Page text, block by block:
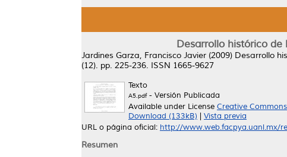
Desarrollo histórico
Jardines Garza, Francisco Javier (2009) Desarrollo
(12). pp. 225-236. ISSN 1665-9627
Texto
A5.pdf- Versión Publicada
Available under License Creative
Download (133kB)
Vista previa
URL o página oficial: http://www.web.facpya.uanl.mx/
Resumen